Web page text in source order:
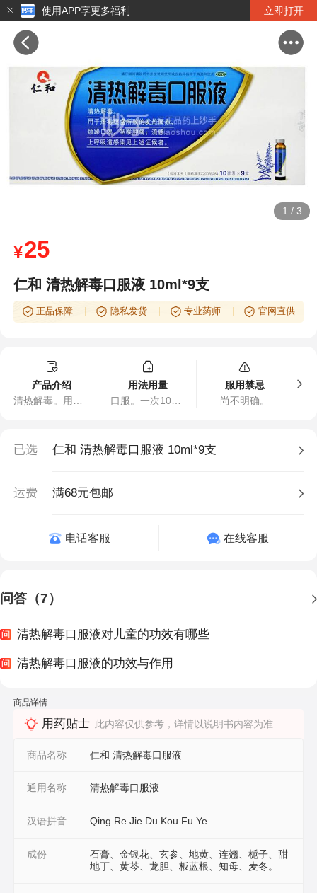
使用APP享更多福利 立即打开
1 / 3
¥25
仁和 清热解毒口服液 10ml*9支
正品保障 隐私发货 专业药师 官网直供
产品介绍
清热解毒。用于热毒壅盛所致的发热面赤、烦躁口渴、咽喉肿痛；流感、上呼吸道感染见上述证候者
用法用量
口服。一次10～20毫升，一日3次，儿童酌减；或遵医嘱。
服用禁忌
尚不明确。
已选 仁和 清热解毒口服液 10ml*9支
运费 满68元包邮
电话客服 在线客服
问答（7）
清热解毒口服液对儿童的功效有哪些
清热解毒口服液的功效与作用
商品详情
用药贴士 此内容仅供参考，详情以说明书内容为准
商品名称 仁和 清热解毒口服液
通用名称 清热解毒口服液
汉语拼音 Qing Re Jie Du Kou Fu Ye
成份
石膏、金银花、玄参、地黄、连翘、栀子、甜
地丁、黄芩、龙胆、板蓝根、知母、麦冬。